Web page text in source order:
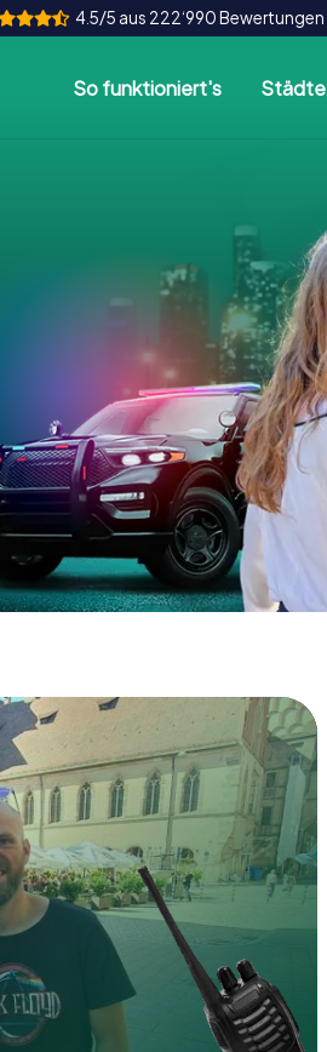
4.5/5 aus 222‘990 Bewertungen
So funktioniert's Städte